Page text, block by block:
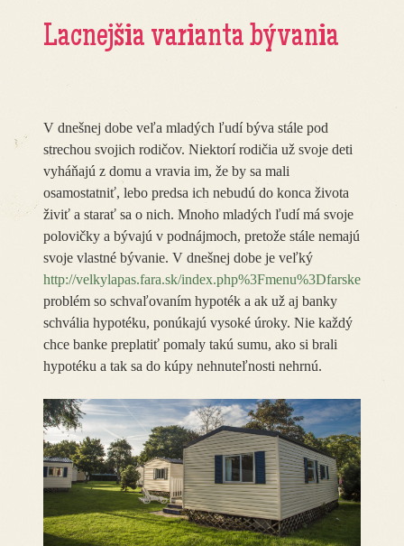
Lacnejšia varianta bývania
V dnešnej dobe veľa mladých ľudí býva stále pod
strechou svojich rodičov. Niektorí rodičia už svoje deti
vyháňajú z domu a vravia im, že by sa mali
osamostatniť, lebo predsa ich nebudú do konca života
živiť a starať sa o nich. Mnoho mladých ľudí má svoje
polovičky a bývajú v podnájmoch, pretože stále nemajú
svoje vlastné bývanie. V dnešnej dobe je veľký
http://velkylapas.fara.sk/
problém so schvaľovaním hypoték a ak už aj banky
schvália hypotéku, ponúkajú vysoké úroky. Nie každý
chce banke preplatiť pomaly takú sumu, ako si brali
hypotéku a tak sa do kúpy nehnuteľnosti nehrnú.